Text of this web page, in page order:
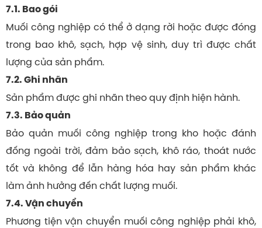
7.1. Bao gói
Muối công nghiệp có thể ở dạng rời hoặc được đóng
trong bao khô, sạch, hợp vệ sinh, duy trì được chất
lượng của sản phẩm.
7.2. Ghi nhãn
Sản phẩm được ghi nhãn theo quy định hiện hành.
7.3. Bảo quản
Bảo quản muối công nghiệp trong kho hoặc đánh
đống ngoài trời, đảm bảo sạch, khô ráo, thoát nước
tốt và không để lẫn hàng hóa hay sản phẩm khác
làm ảnh hưởng đến chất lượng muối.
7.4. Vận chuyển
Phương tiện vận chuyển muối công nghiệp phải khô,